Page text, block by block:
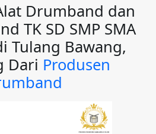
Drumband dan
TK SD SMP SMA
Tulang Bawang,
Dari Produsen